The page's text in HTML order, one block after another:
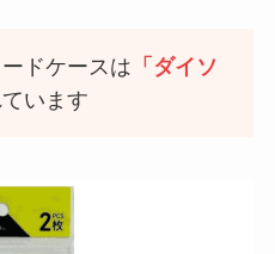
ドケースは 「ダイソ
います